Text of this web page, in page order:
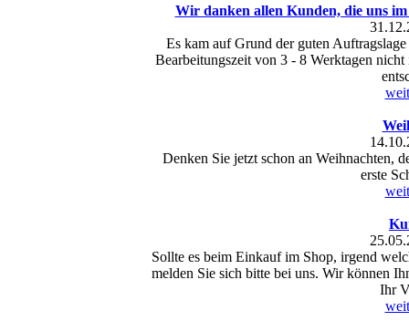
Wir danken allen Kunden, die uns
Es kam auf Grund der guten
Bearbeitungszeit von 3 - 8 Werktagen
Denken Sie jetzt schon an Weihnachten,
erste
Sollte es beim Einkauf im Shop, irgend
melden Sie sich bitte bei uns. Wir können
Ihr